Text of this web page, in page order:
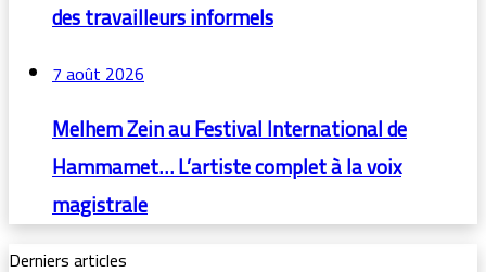
des travailleurs informels
7 août 2026
Melhem Zein au Festival International de
Hammamet… L’artiste complet à la voix
magistrale
Derniers articles